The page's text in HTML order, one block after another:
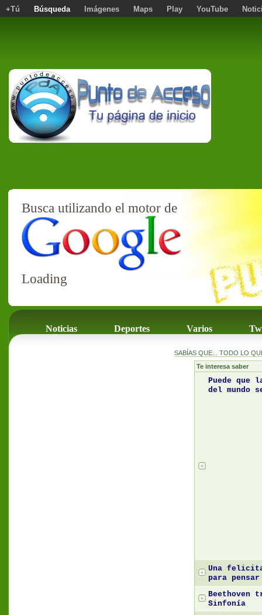
+Tú Búsqueda Imágenes Maps Play YouTube
Busca utilizando el motor de
Loading
Noticias Deportes Varios
SABÍAS QUE... TODO LO
Te interesa saber
Puede que
del mundo
Una
para pensar
Beethoven
Sinfonía